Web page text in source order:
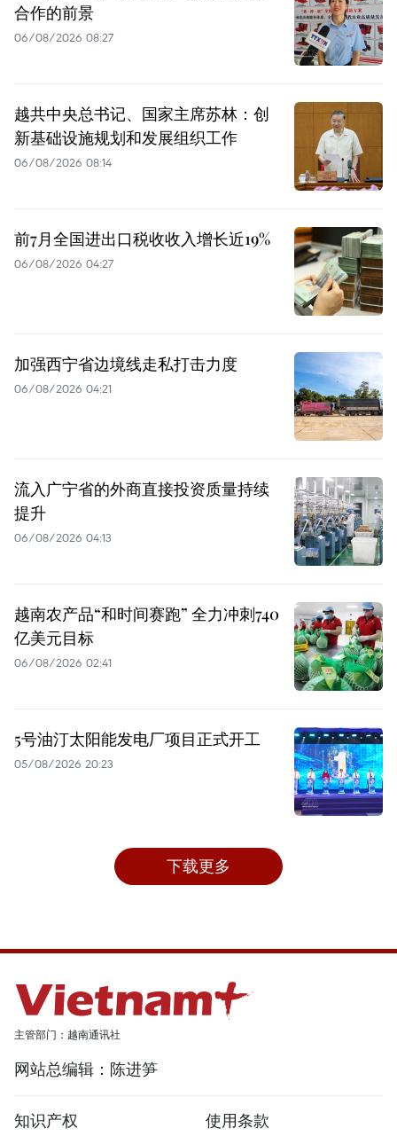
合作的前景
06/08/2026 08:27
越共中央总书记、国家主席苏林：创
新基础设施规划和发展组织工作
06/08/2026 08:14
前7月全国进出口税收收入增长近19%
06/08/2026 04:27
加强西宁省边境线走私打击力度
06/08/2026 04:21
流入广宁省的外商直接投资质量持续
提升
06/08/2026 04:13
越南农产品“和时间赛跑” 全力冲刺740
亿美元目标
06/08/2026 02:41
5号油汀太阳能发电厂项目正式开工
05/08/2026 20:23
下载更多
主管部门：越南通讯社
网站总编辑：陈进笋
知识产权
使用条款